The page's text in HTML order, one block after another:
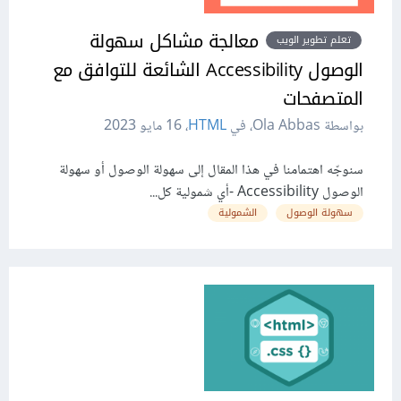
تعلم تطوير الويب
معالجة مشاكل سهولة
الوصول Accessibility الشائعة للتوافق مع
المتصفحات
بواسطة Ola Abbas، في HTML،16 مايو 2023
سنوجّه اهتمامنا في هذا المقال إلى سهولة الوصول أو سهولة
الوصول Accessibility -أي شمولية كل...
سهولة الوصول الشمولية